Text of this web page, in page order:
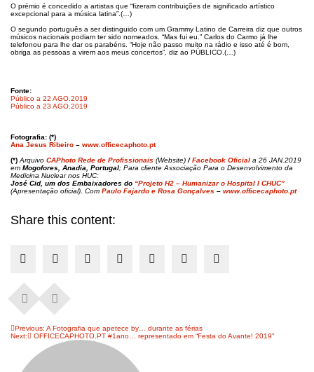
O prémio é concedido a artistas que “fizeram contribuições de significado artístico
excepcional para a música latina”.(…)
O segundo português a ser distinguido com um Grammy Latino de Carreira diz que outros
músicos nacionais podiam ter sido nomeados. “Mas fui eu.” Carlos do Carmo já lhe
telefonou para lhe dar os parabéns. “Hoje não passo muito na rádio e isso até é bom,
obriga as pessoas a virem aos meus concertos”, diz ao PÚBLICO.(…)
Fonte:
Público a 22 AGO.2019
Público a 23 AGO.2019
Fotografia: (*)
Ana Jesus Ribeiro – www.officecaphoto.pt
(*) Arquivo CAPhoto Rede de Profissionais (Website) /Facebook Oficial a 26 JAN.2019
em Mogofores, Anadia, Portugal; Para cliente Associação Para o Desenvolvimento da
Medicina Nuclear nos HUC:
José Cid, um dos Embaixadores do “Projeto H2 – Humanizar o Hospital I CHUC”
(Apresentação oficial) Com Paulo Fajardo e Rosa Gonçalves – www.officecaphoto.pt
Share this content:
Navegação
de
artigos
Previous: A Fotografia que apetece by… durante as férias
Next:
OFFICECAPHOTO.PT #1ano… representado em “Festa do Avante! 2019”